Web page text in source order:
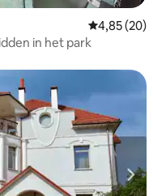
Gemiddelde
4,85 (20)
in het park